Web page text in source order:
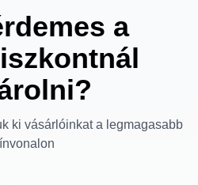
a
ki vásárlóinkat a legmagasabb